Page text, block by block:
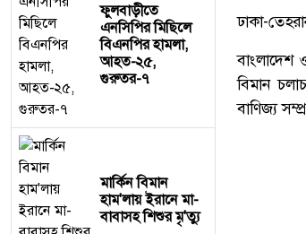
ফুলবাড়ীতে
এনসিপির মিছিলে
বিএনপির হামলা,
আহত-২৫,
গুরুতর-৭
মার্কিন বিমান
হাম'লায় ইরানে মা-
বাবাসহ শিশুর মৃ'ত্যু
ঢাকা-
বাংলাদেশ
বিমান
বাণিজ্য